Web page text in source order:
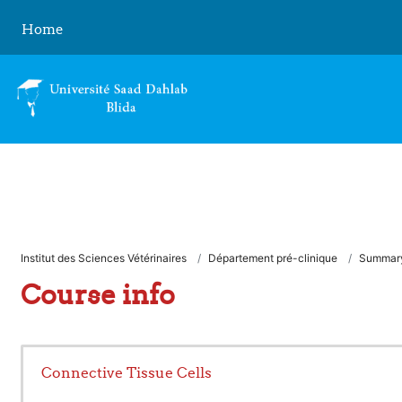
Home
Institut des Sciences Vétérinaires Département pré-clinique
Course info
Connective Tissue Cells